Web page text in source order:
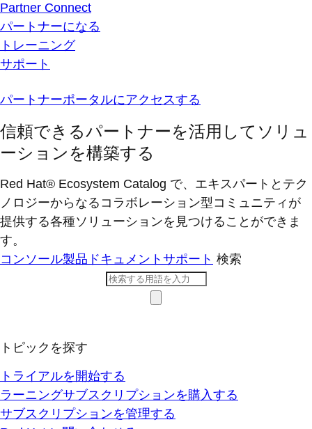
Partner Connect
パートナーになる
トレーニング
サポート
パートナーポータルにアクセスする
信頼できるパートナーを活用してソリュ
ーションを構築する
Red Hat® Ecosystem Catalog で、エキスパートとテク
ノロジーからなるコラボレーション型コミ​ュニティが
提供する各種ソリューションを見つけることができま
す。
コンソール製品ドキュメント サポート 検索
トピックを探す
トライアルを開始する
ラーニングサブスクリプションを購入する
サブスクリプションを管理する